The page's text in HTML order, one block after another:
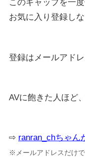
このギャップを一度
お気に入り登録し
登録はメールアド
AVに飽きた人ほど
⇨ ranran_chちゃん
※メールアドレスだけ